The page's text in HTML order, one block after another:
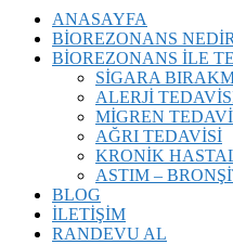
ANASAYFA
BİOREZONANS
BİOREZONANS İLE
SİGARA
ALERJİ
MİGREN
AĞRI TEDAVİSİ
KRONİK
ASTIM –
BLOG
İLETİŞİM
RANDEVU AL